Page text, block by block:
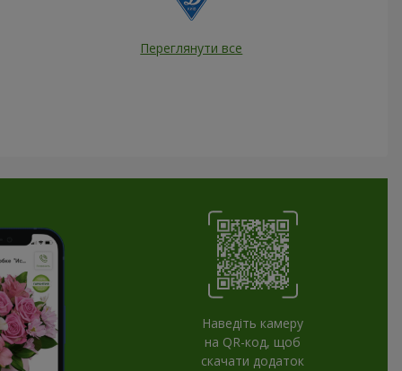
Переглянути все
Наведіть камеру
на QR-код, щоб
скачати додаток